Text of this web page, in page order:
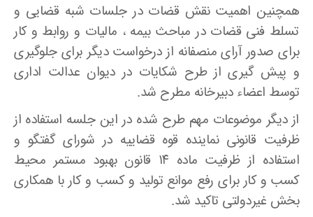
همچنین اهمیت نقش قضات در جلسات شبه قضایی و
تسلط فنی قضات در مباحث بیمه ، مالیات و روابط و کار
برای صدور آرای منصفانه از درخواست دیگر برای جلوگیری
و پیش گیری از طرح شکایات در دیوان عدالت اداری
توسط اعضاء دبیرخانه مطرح شد.
از دیگر موضوعات مهم طرح شده در این جلسه استفاده از
ظرفیت قانونی نماینده قوه قضاییه در شورای گفتگو و
استفاده از ظرفیت ماده ۱۴ قانون بهبود مستمر محیط
کسب و کار برای رفع موانع تولید و کسب و کار با همکاری
بخش غیردولتی تاکید شد.